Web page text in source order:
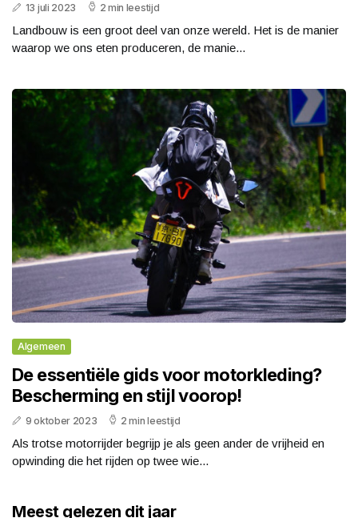
13 juli 2023 2 min leestijd
Landbouw is een groot deel van onze wereld. Het is de manier
waarop we ons eten produceren, de manie...
Algemeen
De essentiële gids voor motorkleding?
Bescherming en stijl voorop!
9 oktober 2023 2 min leestijd
Als trotse motorrijder begrijp je als geen ander de vrijheid en
opwinding die het rijden op twee wie...
Meest gelezen dit jaar